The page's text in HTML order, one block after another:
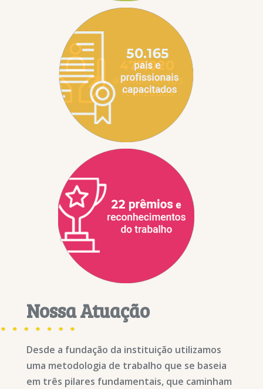
Nossa Atuação
Desde a fundação da instituição utilizamos
uma metodologia de trabalho que se baseia
em três pilares fundamentais, que caminham